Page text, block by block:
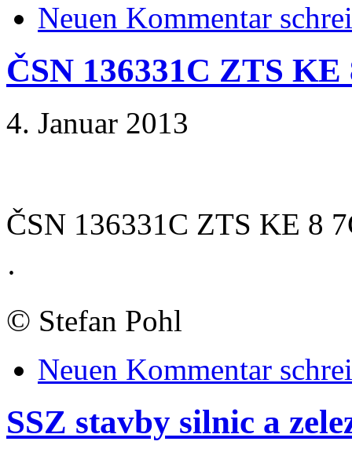
Neuen Kommentar
ČSN 136331C ZTS KE
4. Januar 2013
ČSN 136331C ZTS KE 8
·
© Stefan Pohl
Neuen Kommentar
SSZ stavby silnic a